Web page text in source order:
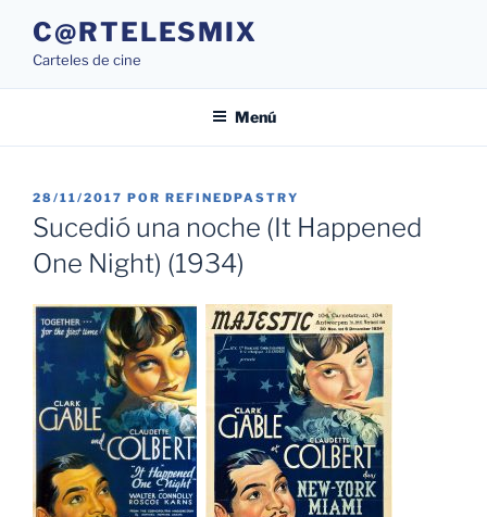
contenido
C@RTELESMIX
Carteles de cine
Menú
PUBLICADO
EL
28/11/2017 POR REFINEDPASTRY
Sucedió una noche (It Happened
One Night) (1934)